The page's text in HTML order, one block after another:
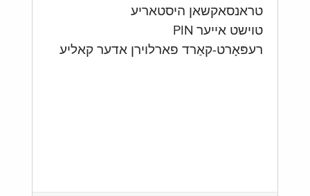
טראנסאקשאן היסטאריע
טוישט אייער PIN
רעפּאָרט-קאַרד פארלוירן אדער קאליע